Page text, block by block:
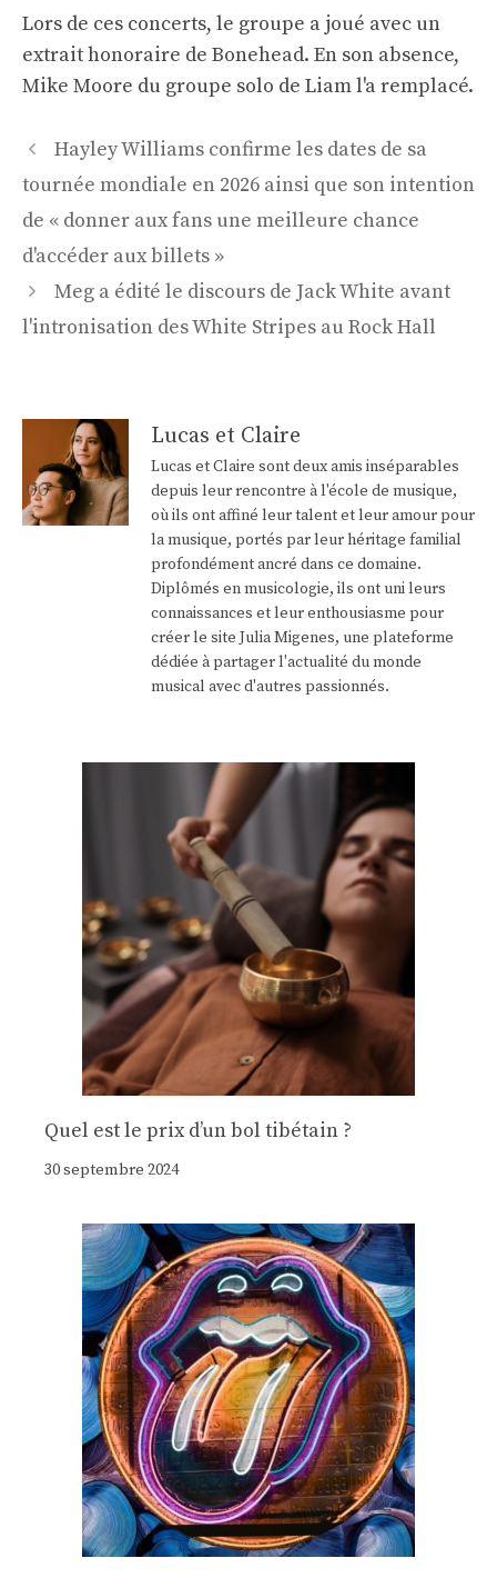
Lors de ces concerts, le groupe a joué avec un
extrait honoraire de Bonehead. En son absence,
Mike Moore du groupe solo de Liam l'a remplacé.
Navigation
des
articles
Hayley Williams confirme les dates de sa
tournée mondiale en 2026 ainsi que son intention
de « donner aux fans une meilleure chance
d'accéder aux billets »
Meg a édité le discours de Jack White avant
l'intronisation des White Stripes au Rock Hall
Lucas et Claire
Lucas et Claire sont deux amis inséparables
depuis leur rencontre à l'école de musique,
où ils ont affiné leur talent et leur amour pour
la musique, portés par leur héritage familial
profondément ancré dans ce domaine.
Diplômés en musicologie, ils ont uni leurs
connaissances et leur enthousiasme pour
créer le site Julia Migenes, une plateforme
dédiée à partager l'actualité du monde
musical avec d'autres passionnés.
Quel est le prix d’un bol tibétain ?
30 septembre 2024